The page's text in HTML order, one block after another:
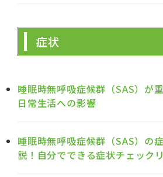
症状
睡眠時無呼吸症候群（SAS）が
日常生活への影響
睡眠時無呼吸症候群（SAS）の
説！自分でできる症状チェック